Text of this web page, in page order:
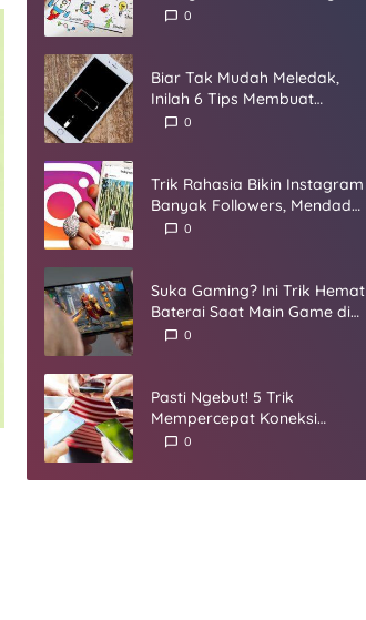
Dalam Membangun Startup
0
Biar Tak Mudah Meledak,
Inilah 6 Tips Membuat
Baterai Smartphone Panjang
0
Trik Rahasia Bikin Instagram
Banyak Followers, Mendadak
Jadi Selebgram
0
Suka Gaming? Ini Trik Hemat
Baterai Saat Main Game di
Smartphone
0
Pasti Ngebut! 5 Trik
Mempercepat Koneksi
Internet yang Harus Kamu
0